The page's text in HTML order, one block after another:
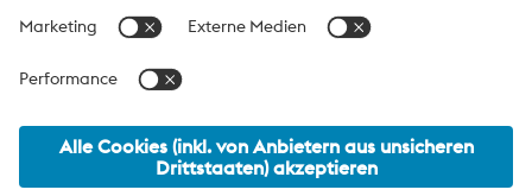
Bereiche Automobil, Öl- und Gasexploration, Maschinenbau